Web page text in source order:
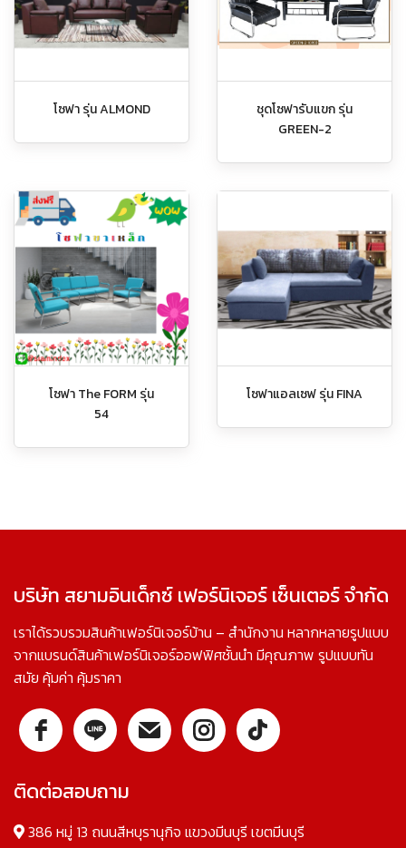
โซฟา รุ่น ALMOND
ชุดโซฟารับแขก รุ่น
GREEN-2
โซฟา The FORM รุ่น
54
โซฟาแอลเซฟ รุ่น FINA
บริษัท สยามอินเด็กซ์ เฟอร์นิเจอร์ เซ็นเตอร์ จำกัด
เราได้รวบรวมสินค้าเฟอร์นิเจอร์บ้าน – สำนักงาน หลากหลายรูปแบบ
จากแบรนด์สินค้าเฟอร์นิเจอร์ออฟฟิศชั้นนำ มีคุณภาพ รูปแบบทัน
สมัย คุ้มค่า คุ้มราคา
ติดต่อสอบถาม
386 หมู่ 13 ถนนสีหบุรานุกิจ แขวงมีนบุรี เขตมีนบุรี